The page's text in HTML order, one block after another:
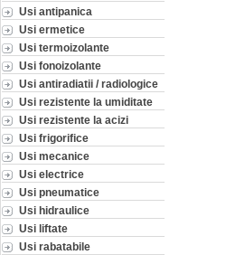
Usi antipanica
Usi ermetice
Usi termoizolante
Usi fonoizolante
Usi antiradiatii / radiologice
Usi rezistente la umiditate
Usi rezistente la acizi
Usi frigorifice
Usi mecanice
Usi electrice
Usi pneumatice
Usi hidraulice
Usi liftate
Usi rabatabile